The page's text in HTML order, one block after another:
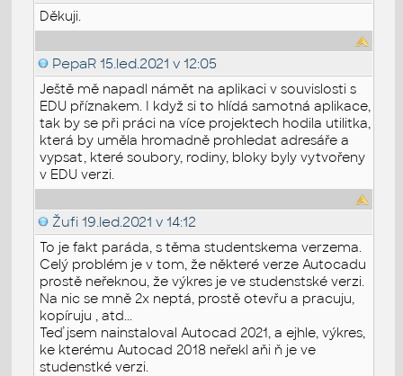
Děkuji.
PepaR 15.led.2021 v 12:05
Ještě mě napadl námět na aplikaci v souvislosti s
EDU příznakem. I když si to hlídá samotná aplikace,
tak by se při práci na více projektech hodila utilitka,
která by uměla hromadně prohledat adresáře a
vypsat, které soubory, rodiny, bloky byly vytvořeny
v EDU verzi.
Žufi 19.led.2021 v 14:12
To je fakt paráda, s těma studentskema verzema.
Celý problém je v tom, že některé verze Autocadu
prostě neřeknou, že výkres je ve studenstské verzi.
Na nic se mně 2x neptá, prostě otevřu a pracuju,
kopíruju , atd...
Teď jsem nainstaloval Autocad 2021, a ejhle, výkres,
ke kterému Autocad 2018 neřekl aňi ň je ve
studenstké verzi.